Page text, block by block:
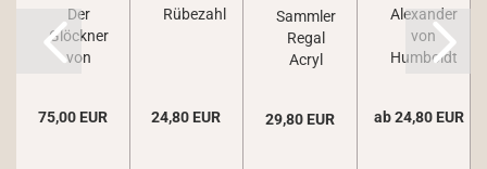
Der
Glöckner
von
75,00 EUR
Rübezahl
24,80 EUR
Sammler
Regal
Acryl
29,80 EUR
Alexander
von
Humboldt
ab 24,80 EUR